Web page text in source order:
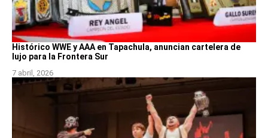
Histórico WWE y AAA en Tapachula, anuncian cartelera de
lujo para la Frontera Sur
7 abril, 2026